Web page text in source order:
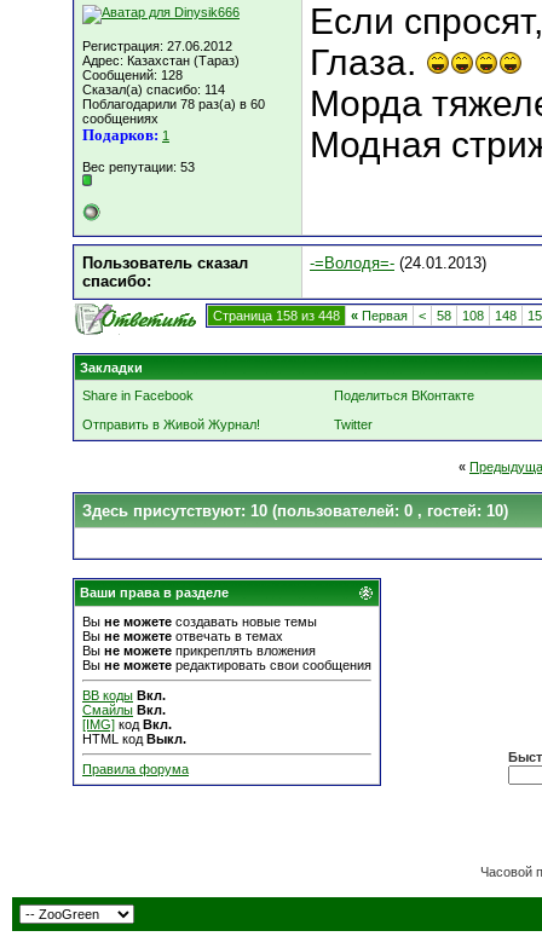
Регистрация: 27.06.2012
Адрес: Казахстан (Тараз)
Сообщений: 128
Сказал(а) спасибо: 114
Поблагодарили 78 раз(а) в 60
сообщениях
Подарков: 1
Вес репутации: 53
Если
Глаза.
Морда
Модная
Пользователь сказал
cпасибо:
-=Володя=- (24.01.2013)
Страница 158 из 448 « Первая < 58 108 148
Закладки
Share in Facebook
Поделиться ВКонтакте
Отправить в Живой Журнал!
Twitter
«
Здесь присутствуют: 10 (пользователей: 0 , гостей: 10)
Ваши права в разделе
Вы не можете создавать новые темы
Вы не можете отвечать в темах
Вы не можете прикреплять вложения
Вы не можете редактировать свои сообщения
BB коды Вкл.
Смайлы Вкл.
[IMG] код Вкл.
HTML код Выкл.
Правила форума
Часовой